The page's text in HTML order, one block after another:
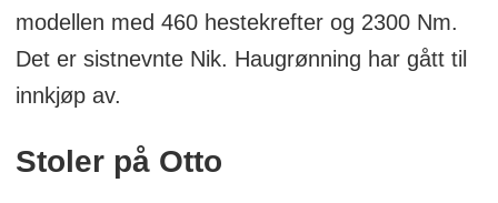
modellen med 460 hestekrefter og 2300 Nm.
Det er sistnevnte Nik. Haugrønning har gått til
innkjøp av.
Stoler på Otto